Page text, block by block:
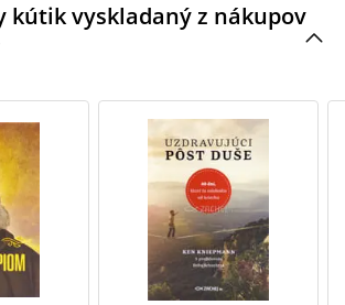
kútik vyskladaný z nákupov